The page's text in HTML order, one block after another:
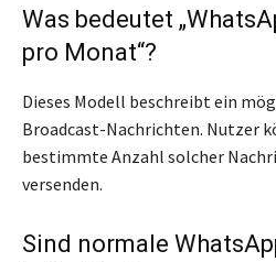
Was bedeutet
pro Monat“?
Dieses Modell beschreibt ein
Broadcast-Nachrichten. Nutzer
bestimmte Anzahl solcher
versenden.
Sind normale